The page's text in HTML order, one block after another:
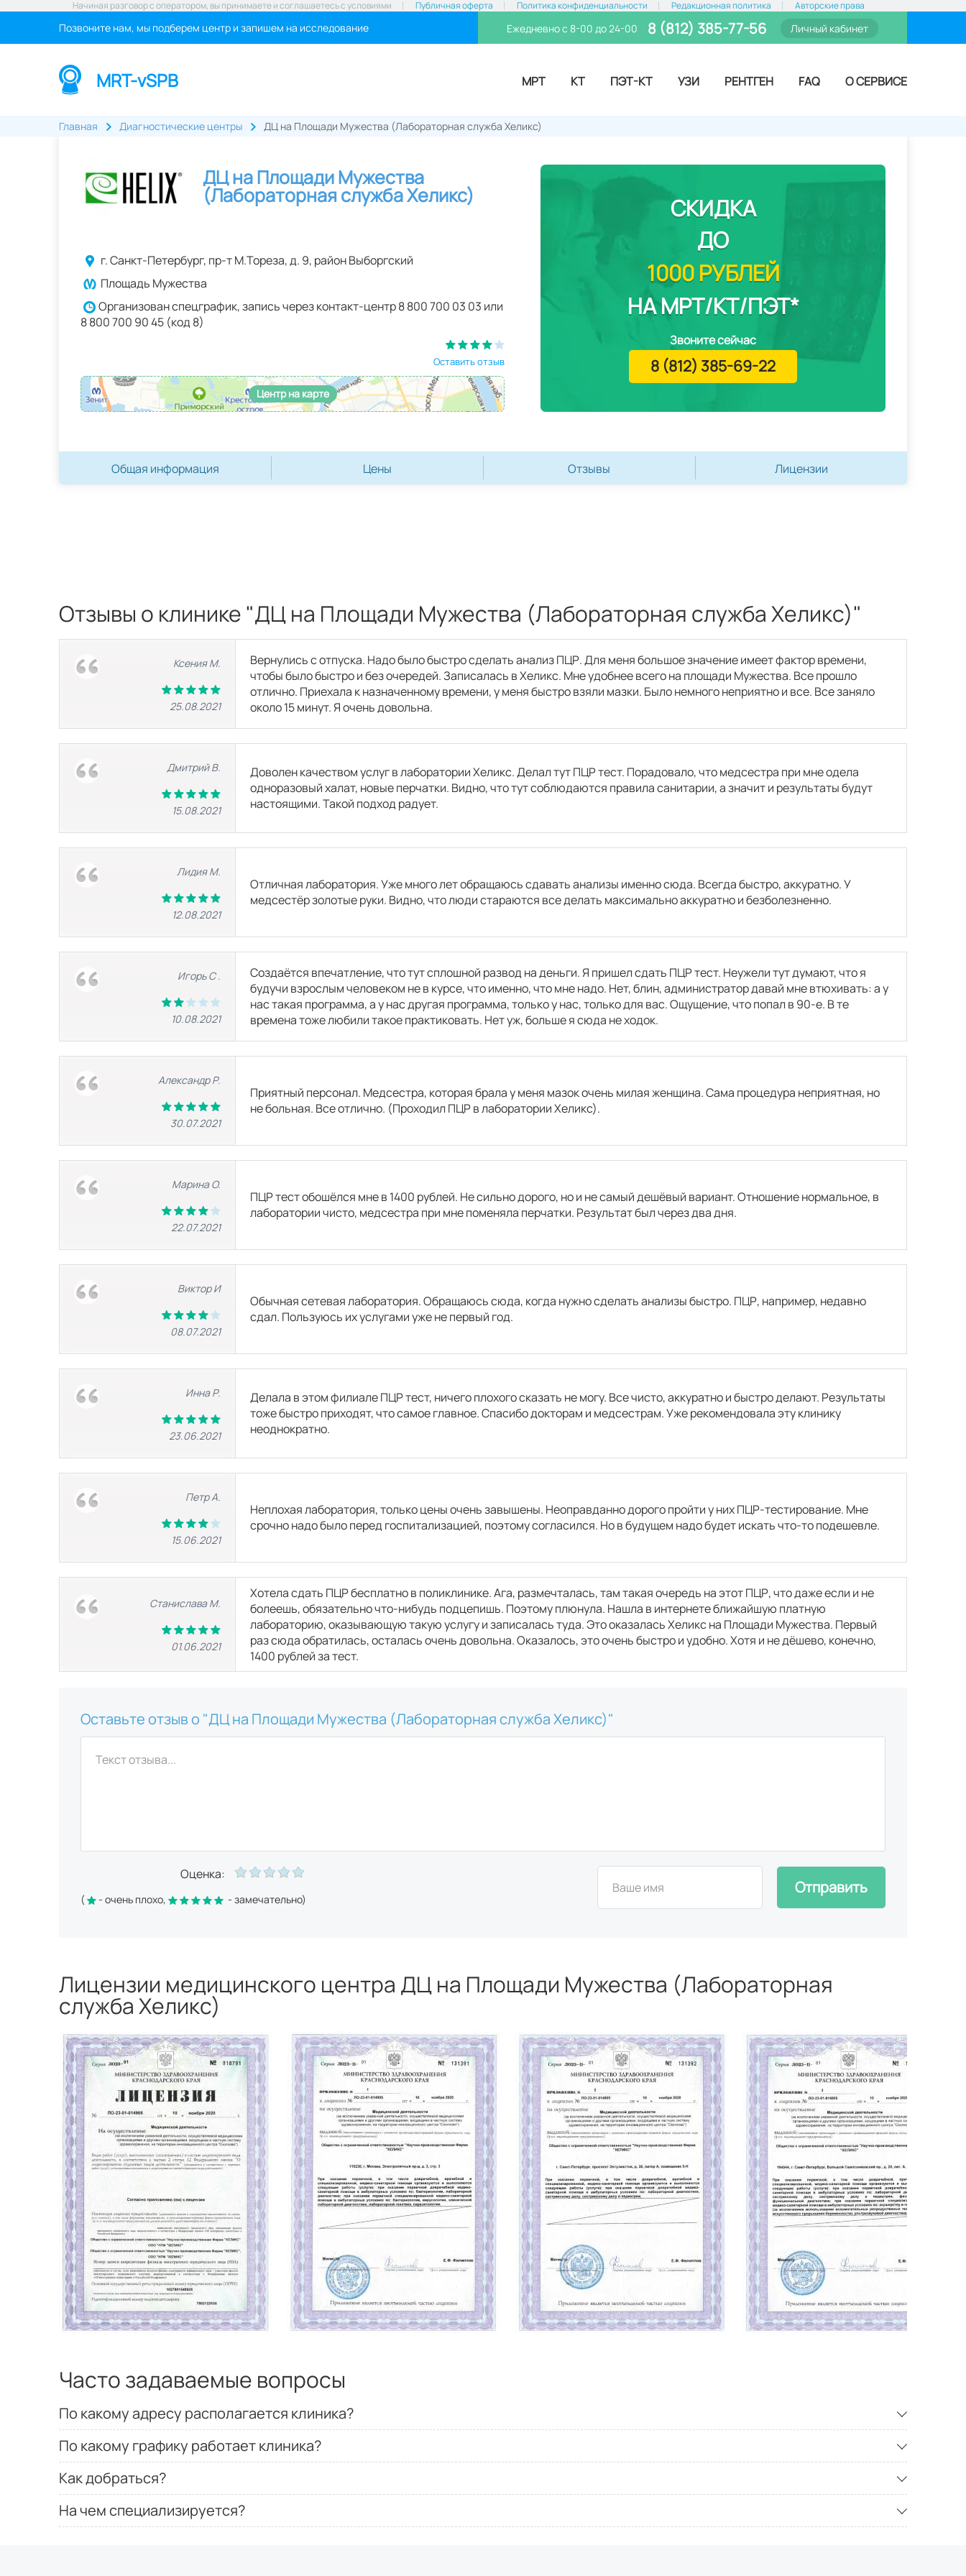
Начиная разговор с оператором, вы принимаете и соглашаетесь с условиями Публичная оферта Политика конфиденциальности Редакционная политика Авторские права
Позвоните нам, мы подберем центр и запишем на исследование Ежедневно с 8-00 до 24-00 8 (812) 385-77-56 Личный кабинет
MRT-vSPB МРТ КТ ПЭТ-КТ УЗИ РЕНТГЕН FAQ О СЕРВИСЕ
Главная Диагностические центры ДЦ на Площади Мужества (Лабораторная служба Хеликс)
СКИДКА
ДО
1000 РУБЛЕЙ
НА МРТ/КТ/ПЭТ*
Звоните сейчас
8 (812) 385-69-22
ДЦ на Площади Мужества
(Лабораторная служба Хеликс)
г.Санкт-Петербург, пр-т М.Тореза, д. 9, район Выборгский
Площадь Мужества
Организован спецграфик, запись через контакт-центр 8 800 700 03 03 или
8 800 700 90 45 (код 8)
Оставить отзыв
Центр на карте
Общая информация Цены Отзывы Лицензии
Отзывы о клинике "ДЦ на Площади Мужества (Лабораторная служба Хеликс)"
Ксения М.
25.08.2021
Вернулись с отпуска. Надо было быстро сделать анализ ПЦР. Для меня большое значение имеет фактор времени,
чтобы было быстро и без очередей. Записалась в Хеликс. Мне удобнее всего на площади Мужества. Все прошло
отлично. Приехала к назначенному времени, у меня быстро взяли мазки. Было немного неприятно и все. Все заняло
около 15 минут. Я очень довольна.
Дмитрий В.
15.08.2021
Доволен качеством услуг в лаборатории Хеликс. Делал тут ПЦР тест. Порадовало, что медсестра при мне одела
одноразовый халат, новые перчатки. Видно, что тут соблюдаются правила санитарии, а значит и результаты будут
настоящими. Такой подход радует.
Лидия М.
12.08.2021
Отличная лаборатория. Уже много лет обращаюсь сдавать анализы именно сюда. Всегда быстро, аккуратно. У
медсестёр золотые руки. Видно, что люди стараются все делать максимально аккуратно и безболезненно.
Игорь С .
10.08.2021
Создаётся впечатление, что тут сплошной развод на деньги. Я пришел сдать ПЦР тест. Неужели тут думают, что я
будучи взрослым человеком не в курсе, что именно, что мне надо. Нет, блин, администратор давай мне втюхивать: а у
нас такая программа, а у нас другая программа, только у нас, только для вас. Ощущение, что попал в 90-е. В те
времена тоже любили такое практиковать. Нет уж, больше я сюда не ходок.
Александр Р.
30.07.2021
Приятный персонал. Медсестра, которая брала у меня мазок очень милая женщина. Сама процедура неприятная, но
не больная. Все отлично. (Проходил ПЦР в лаборатории Хеликс).
Марина О.
22.07.2021
ПЦР тест обошёлся мне в 1400 рублей. Не сильно дорого, но и не самый дешёвый вариант. Отношение нормальное, в
лаборатории чисто, медсестра при мне поменяла перчатки. Результат был через два дня.
Виктор И
08.07.2021
Обычная сетевая лаборатория. Обращаюсь сюда, когда нужно сделать анализы быстро. ПЦР, например, недавно
сдал. Пользуюсь их услугами уже не первый год.
Инна Р.
23.06.2021
Делала в этом филиале ПЦР тест, ничего плохого сказать не могу. Все чисто, аккуратно и быстро делают. Результаты
тоже быстро приходят, что самое главное. Спасибо докторам и медсестрам. Уже рекомендовала эту клинику
неоднократно.
Петр А.
15.06.2021
Неплохая лаборатория, только цены очень завышены. Неоправданно дорого пройти у них ПЦР-тестирование. Мне
срочно надо было перед госпитализацией, поэтому согласился. Но в будущем надо будет искать что-то подешевле.
Станислава М.
01.06.2021
Хотела сдать ПЦР бесплатно в поликлинике. Ага, размечталась, там такая очередь на этот ПЦР, что даже если и не
болеешь, обязательно что-нибудь подцепишь. Поэтому плюнула. Нашла в интернете ближайшую платную
лабораторию, оказывающую такую услугу и записалась туда. Это оказалась Хеликс на Площади Мужества. Первый
раз сюда обратилась, осталась очень довольна. Оказалось, это очень быстро и удобно. Хотя и не дёшево, конечно,
1400 рублей за тест.
Оставьте отзыв о "ДЦ на Площади Мужества (Лабораторная служба Хеликс)"
Оценка:
( - очень плохо, - замечательно)
Отправить
Лицензии медицинского центра ДЦ на Площади Мужества (Лабораторная
служба Хеликс)
Часто задаваемые вопросы
По какому адресу располагается клиника?
По какому графику работает клиника?
Как добраться?
На чем специализируется?